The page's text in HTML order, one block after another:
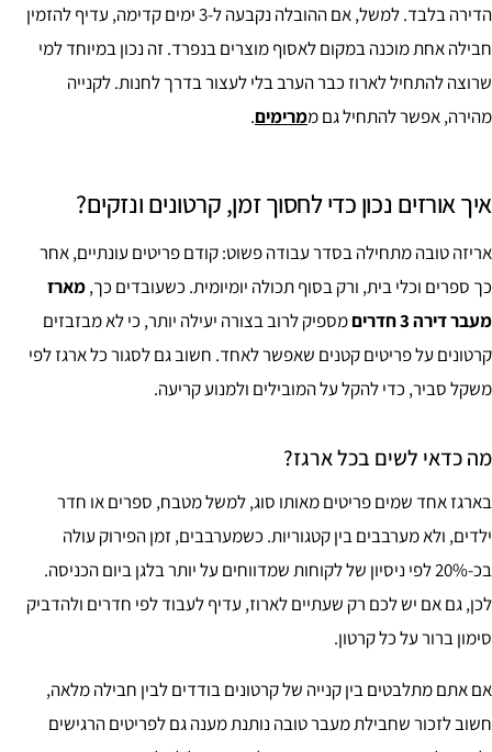
הדירה בלבד. למשל, אם ההובלה נקבעה ל-3 ימים קדימה, עדיף להזמין
חבילה אחת מוכנה במקום לאסוף מוצרים בנפרד. זה נכון במיוחד למי
שרוצה להתחיל לארוז כבר הערב בלי לעצור בדרך לחנות. לקנייה
מהירה, אפשר להתחיל גם ממרימים.
איך אורזים נכון כדי לחסוך זמן, קרטונים ונזקים?
אריזה טובה מתחילה בסדר עבודה פשוט: קודם פריטים עונתיים, אחר
כך ספרים וכלי בית, ורק בסוף תכולה יומיומית. כשעובדים כך,מארז
מעבר דירה 3 חדרים
מספיק לרוב בצורה יעילה יותר, כי לא מבזבזים
קרטונים על פריטים קטנים שאפשר לאחד. חשוב גם לסגור כל ארגז לפי
משקל סביר, כדי להקל על המובילים ולמנוע קריעה.
מה כדאי לשים בכל ארגז?
בארגז אחד שמים פריטים מאותו סוג, למשל מטבח, ספרים או חדר
ילדים, ולא מערבבים בין קטגוריות. כשמערבבים, זמן הפירוק עולה
בכ-20% לפי ניסיון של לקוחות שמדווחים על יותר בלגן ביום הכניסה.
לכן, גם אם יש לכם רק שעתיים לארוז, עדיף לעבוד לפי חדרים ולהדביק
סימון ברור על כל קרטון.
אם אתם מתלבטים בין קנייה של קרטונים בודדים לבין חבילה מלאה,
חשוב לזכור שחבילת מעבר טובה נותנת מענה גם לפריטים הרגישים